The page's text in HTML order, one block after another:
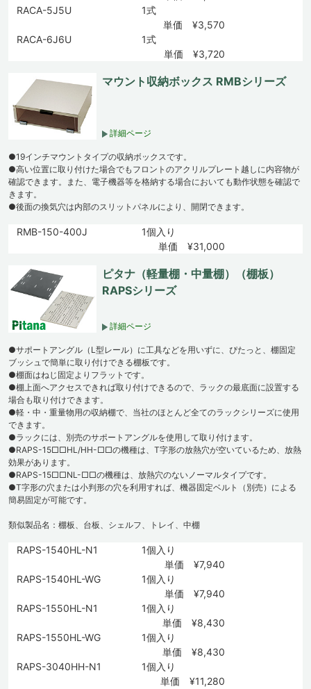
RACA-5J5U
1式
単価 ¥3,570
RACA-6J6U
1式
単価 ¥3,720
マウント収納ボックス RMBシリーズ
詳細ページ
●19インチマウントタイプの収納ボックスです。
●高い位置に取り付けた場合でもフロントのアクリルプレート越しに内容物が
確認できます。また、電子機器等を格納する場合においても動作状態を確認で
きます。
●後面の換気穴は内部のスリットパネルにより、開閉できます。
RMB-150-400J
1個入り
単価 ¥31,000
ピタナ（軽量棚・中量棚）（棚板）
RAPSシリーズ
詳細ページ
●サポートアングル（L型レール）に工具などを用いずに、ぴたっと、棚固定
ブッシュで簡単に取り付けできる棚板です。
●棚面はねじ固定よりフラットです。
●棚上面へアクセスできれば取り付けできるので、ラックの最底面に設置する
場合も取り付けできます。
●軽・中・重量物用の収納棚で、当社のほとんど全てのラックシリーズに使用
できます。
●ラックには、別売のサポートアングルを使用して取り付けます。
●RAPS-15□□HL/HH-□□の機種は、T字形の放熱穴が空いているため、放熱
効果があります。
●RAPS-15□□NL-□□の機種は、放熱穴のないノーマルタイプです。
●T字形の穴または小判形の穴を利用すれば、機器固定ベルト（別売）による
簡易固定が可能です。
類似製品名：棚板、台板、シェルフ、トレイ、中棚
RAPS-1540HL-N1
1個入り
単価 ¥7,940
RAPS-1540HL-WG
1個入り
単価 ¥7,940
RAPS-1550HL-N1
1個入り
単価 ¥8,430
RAPS-1550HL-WG
1個入り
単価 ¥8,430
RAPS-3040HH-N1
1個入り
単価 ¥11,280